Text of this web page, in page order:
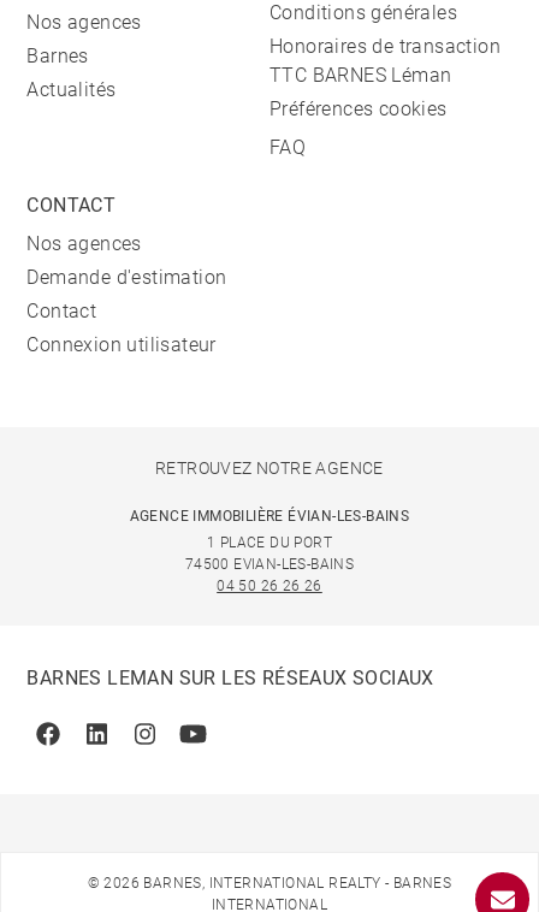
Nos agences
Barnes
Actualités
Conditions générales
Honoraires de transaction
TTC BARNES Léman
Préférences cookies
FAQ
CONTACT
Nos agences
Demande d'estimation
Contact
Connexion utilisateur
RETROUVEZ NOTRE AGENCE
AGENCE IMMOBILIÈRE ÉVIAN-LES-BAINS
1 PLACE DU PORT
74500 EVIAN-LES-BAINS
04 50 26 26 26
BARNES LEMAN SUR LES RÉSEAUX SOCIAUX
FacebookLinkedinInstagramYoutube
© 2026 BARNES, INTERNATIONAL REALTY - BARNES
INTERNATIONAL